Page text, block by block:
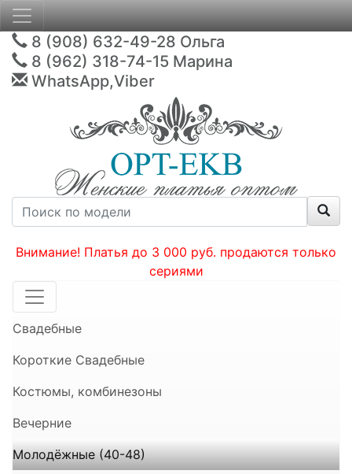
8 (908) 632-49-28 Ольга
8 (962) 318-74-15 Марина
WhatsApp,Viber
Внимание! Платья до 3 000 руб. продаются только
сериями
Свадебные
Короткие Свадебные
Костюмы, комбинезоны
Вечерние
Молодёжные (40-48)